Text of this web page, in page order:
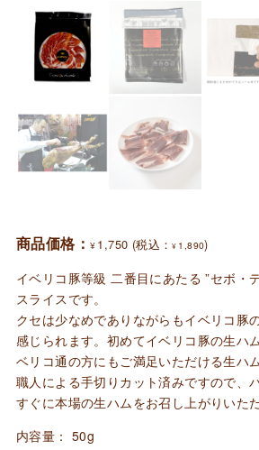
商品価格： ¥ 1,750 (税込：¥ 1,890)
イベリコ豚等級 二番目にあたる ”セボ・
スライスです。
クセは少なめでありながらもイベリコ豚
感じられます。初めてイベリコ豚の生ハ
ベリコ通の方にもご満足いただける生ハム
職人による手切りカット済みですので、
すぐに本場の生ハムをお召し上がりいただ
内容量： 50g